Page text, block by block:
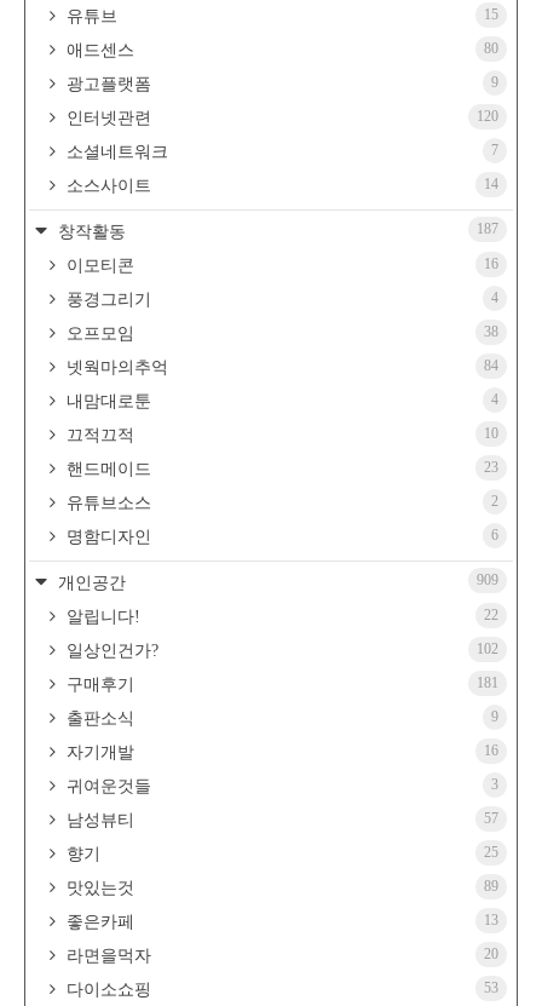
유튜브 15
애드센스 80
광고플랫폼 9
인터넷관련 120
소셜네트워크 7
소스사이트 14
창작활동 187
이모티콘 16
풍경그리기 4
오프모임 38
넷웍마의추억 84
내맘대로툰 4
끄적끄적 10
핸드메이드 23
유튜브소스 2
명함디자인 6
개인공간 909
알립니다! 22
일상인건가? 102
구매후기 181
출판소식 9
자기개발 16
귀여운것들 3
남성뷰티 57
향기 25
맛있는것 89
좋은카페 13
라면을먹자 20
다이소쇼핑 53